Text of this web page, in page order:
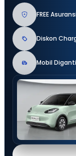
FREE
Diskon
Mobil